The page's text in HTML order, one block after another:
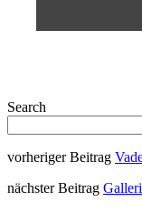
Search
vorheriger Beitrag
nächster Beitrag